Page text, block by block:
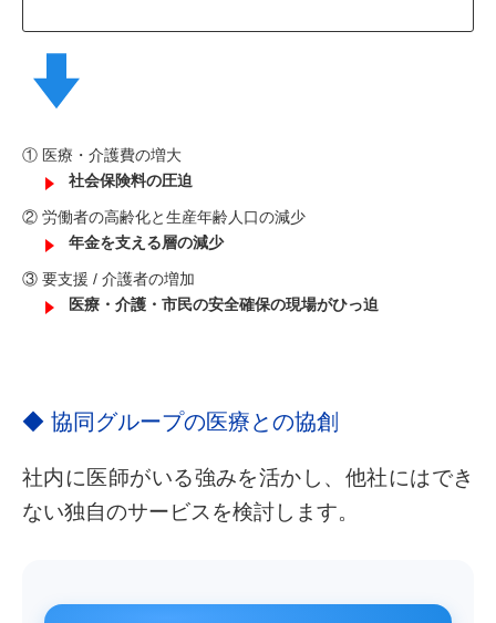
① 医療・介護費の増大
社会保険料の圧迫
② 労働者の高齢化と生産年齢人口の減少
年金を支える層の減少
③ 要支援 / 介護者の増加
医療・介護・市民の安全確保の現場がひっ迫
◆ 協同グループの医療との協創
社内に医師がいる強みを活かし、他社にはでき
ない独自のサービスを検討します。